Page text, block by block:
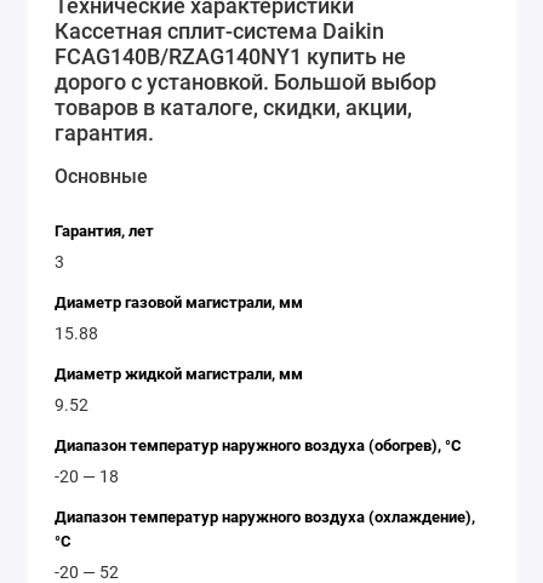
температуру и скорость вращения вентилятора.
Кассетная сплит-система Daikin
FCAG140B/RZAG140NY1 – это надежное и
качественное решение для обеспечения комфортной
получаете высокую эффективность работы,
использования.
Технические характеристики
Кассетная сплит-система Daikin
FCAG140B/RZAG140NY1 купить не
дорого с установкой. Большой выбор
товаров в каталоге, скидки, акции,
гарантия.
Основные
Гарантия, лет
3
Диаметр газовой магистрали, мм
15.88
Диаметр жидкой магистрали, мм
9.52
Диапазон температур наружного воздуха (обогрев), °C
-20 — 18
Диапазон температур наружного воздуха (охлаждение),
°C
-20 — 52